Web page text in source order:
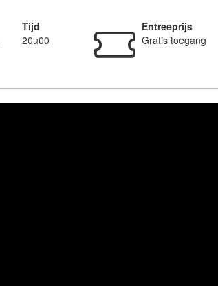
Tijd
20u00
Entreeprijs
Gratis toegang